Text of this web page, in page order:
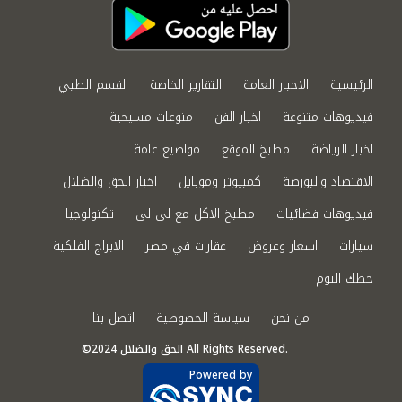
الرئيسية الاخبار العامة التقارير الخاصة
القسم الطبي
فيديوهات متنوعة
اخبار الفن
منوعات مسيحية
اخبار الرياضة
مطبخ الموقع
مواضيع عامة
الاقتصاد والبورصة
كمبيوتر وموبايل
اخبار الحق والضلال
فيديوهات فضائيات
مطبخ الاكل مع لى لى
تكنولوجيا
سيارات
اسعار وعروض عقارات في مصر
الابراج الفلكية
حظك اليوم
من نحن
سياسة الخصوصية اتصل بنا
©2024 الحق والضلال All Rights Reserved.
Powered by